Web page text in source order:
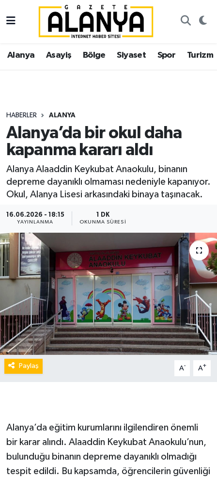
Alanya Asayiş Bölge Siyaset Spor Turizm
HABERLER ALANYA
Alanya’da bir okul daha
kapanma kararı aldı
Alanya Alaaddin Keykubat Anaokulu, binanın
depreme dayanıklı olmaması nedeniyle kapanıyor.
Okul, Alanya Lisesi arkasındaki binaya taşınacak.
16.06.2026 - 18:15
YAYINLANMA
1 DK
OKUNMA SÜRESI
Paylaş A- A+
Alanya’da eğitim kurumlarını ilgilendiren önemli
bir karar alındı. Alaaddin Keykubat Anaokulu’nun,
bulunduğu binanın depreme dayanıklı olmadığı
tespit edildi. Bu kapsamda, öğrencilerin güvenliği
Alanya
Asayiş
Siyaset
Spor
Turizm
Ekonomi
İstanbul Nöbetçi Eczaneler
İstanbul Hava Durumu
Süper Lig Puan Durumu ve Fikstür
Tüm Manşetler
Son Dakika Haberleri
Haber Arşivi